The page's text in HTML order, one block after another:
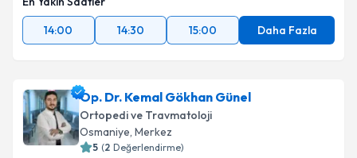
14:00
14:30 15:00 Daha Fazla
Op. Dr. Kemal Gökhan Günel
Ortopedi ve Travmatoloji
Osmaniye, Merkez
5 (2 Değerlendirme)